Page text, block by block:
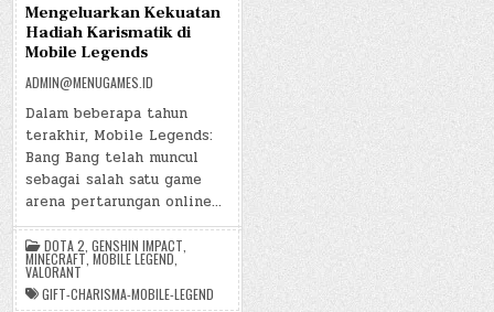
Mengeluarkan Kekuatan
Hadiah Karismatik di
Mobile Legends
ADMIN@MENUGAMES.ID
Dalam beberapa tahun
terakhir, Mobile Legends:
Bang Bang telah muncul
sebagai salah satu game
arena pertarungan online…
DOTA 2 ,GENSHIN IMPACT
MINECRAFT,MOBILE LEGEND
VALORANT
GIFT-CHARISMA-MOBILE-LEGEND